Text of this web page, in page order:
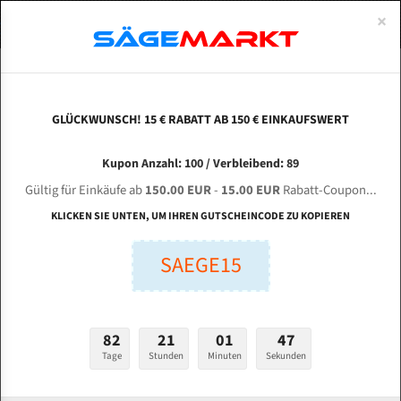
MÜLLER HBA 400 S für 4400 mm Bi-Metall
Bandsägeblätter
Länge (mm):
Stärken + Zahnteilung:
mm
ABOUTS
ENGLISH
Bi-Metall Meterware
Fleischerei Bandsägeblätter
Bandmesser Glatt Meterware
Konvex Meterware
×
GLÜCKWUNSCH! 15 € RABATT AB 150 € EINKAUFSWERT
Kupon Anzahl: 100 / Verbleibend: 89
Gültig für Einkäufe ab150.00 EUR- 15.00 EURRabatt-Coupon...
KLICKEN SIE UNTEN, UM IHREN GUTSCHEINCODE ZU KOPIEREN
SAEGE15
82
Tage
21
Stunden
01
Minuten
46
Sekunden